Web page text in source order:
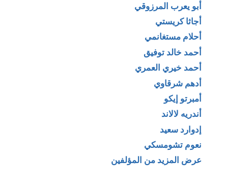
أبو يعرب المرزوقي
أجاثا كريستي
أحلام مستغانمي
أحمد خالد توفيق
أحمد خيري العمري
أدهم شرقاوي
أمبرتو إيكو
أندريه لالاند
إدوارد سعيد
نعوم تشومسكي
عرض المزيد من المؤلفين